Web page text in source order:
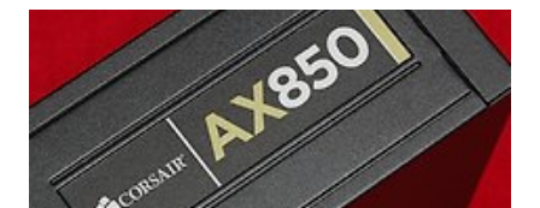
KIT인 훼이셜 퓨얼 에너자이징 토닉 포 맨 토너와 훼이셜 퓨얼 트랜스포
머 모이스쳐라이저와 훼이셜 퓨얼 UV 가드 SPD 50 / PA+++ 을 소개 합
니다. UV 는 그냥 썬크림으로 알고 계셔도 되는데 이 수치가 높으면 좀 더
오랜시간동안 태양빛으로부터 자외선을 보호해주죠. 물론 덧발라서 계
속 주기적으로 발라주면 효과가 더 좋아집니다. 피부가..